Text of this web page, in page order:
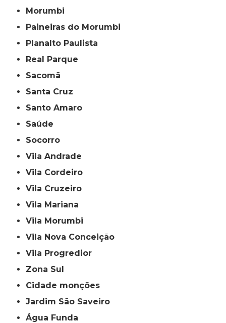
Morumbi
Paineiras do Morumbi
Planalto Paulista
Real Parque
Sacomã
Santa Cruz
Santo Amaro
Saúde
Socorro
Vila Andrade
Vila Cordeiro
Vila Cruzeiro
Vila Mariana
Vila Morumbi
Vila Nova Conceição
Vila Progredior
Zona Sul
cidade monções
jardim São Saveiro
Água Funda